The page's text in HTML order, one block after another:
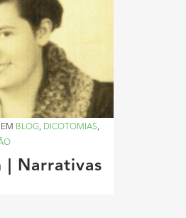
EM BLOG, DICOTOMIAS,
| Narrativas